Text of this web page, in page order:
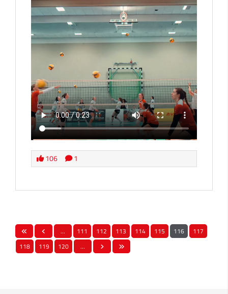
106 1
… 111 112 113 114 115 116
117
118
119 120 …